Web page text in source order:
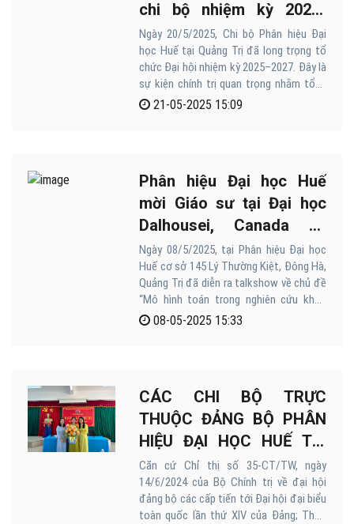
chi bộ nhiệm kỳ 2025-
2027
Ngày 20/5/2025, Chi bộ Phân hiệu Đại
học Huế tại Quảng Trị đã long trọng tổ
chức Đại hội nhiệm kỳ 2025–2027. Đây là
sự kiện chính trị quan trọng nhằm tổng
kết những kết quả đã đạt được trong
21-05-2025 15:09
Phân hiệu Đại học Huế
mời Giáo sư tại Đại học
Dalhousei, Canada về
chia sẻ với sinh viên
Ngày 08/5/2025, tại Phân hiệu Đại học
Huế cơ sở 145 Lý Thường Kiệt, Đông Hà,
Quảng Trị đã diễn ra talkshow về chủ đề
“Mô hình toán trong nghiên cứu khoa
học và AI: lý thuyết và thực tiễn”
08-05-2025 15:33
CÁC CHI BỘ TRỰC
THUỘC ĐẢNG BỘ PHÂN
HIỆU ĐẠI HỌC HUẾ TẠI
QUẢNG TRỊ TỔ CHỨC ĐẠI
HỘI CHI BỘ NHIỆM KỲ
2025- 2027
Căn cứ Chỉ thị số 35-CT/TW, ngày
14/6/2024 của Bộ Chính trị về đại hội
đảng bộ các cấp tiến tới Đại hội đại biểu
toàn quốc lần thứ XIV của Đảng; Thực